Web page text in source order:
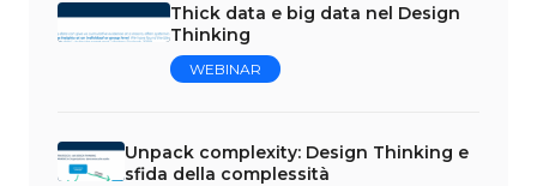
Thick data e big data nel Design
Thinking
WEBINAR
Unpack complexity: Design Thinking e
sfida della complessità